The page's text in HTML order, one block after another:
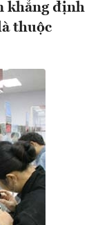
khẳng định
thuộc